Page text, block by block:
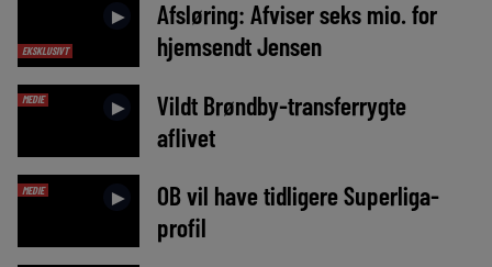
EKSKLUSIVT
►
Afsløring: Afviser seks mio. for
hjemsendt Jensen
MEDIE ►
Vildt Brøndby-transferrygte
aflivet
MEDIE ►
OB vil have tidligere Superliga-
profil